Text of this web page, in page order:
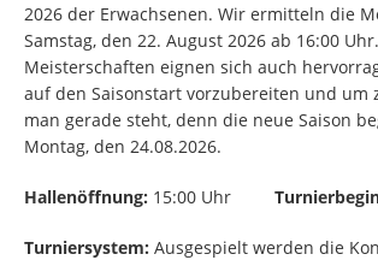
2026 der Erwachsenen. Wir ermitteln die
Samstag, den 22. August 2026 ab 16:00
Meisterschaften eignen sich auch
auf den Saisonstart vorzubereiten und um
man gerade steht, denn die neue Saison
Montag, den 24.08.2026.
Hallenöffnung: 15:00 Uhr
Turniersystem: Ausgespielt werden die